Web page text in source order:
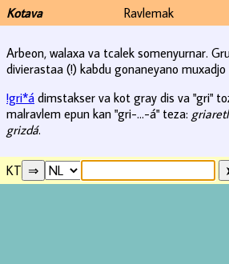
Kotava Ravlemak
Arbeon, walaxa va tcalek somenyurnar.
divierastaa (!) kabdu gonaneyano muxadjo
!gri*á dimstakser va kot gray dis va "gri"
malravlem epun kan "gri-...-á" teza:
grizdá.
KT